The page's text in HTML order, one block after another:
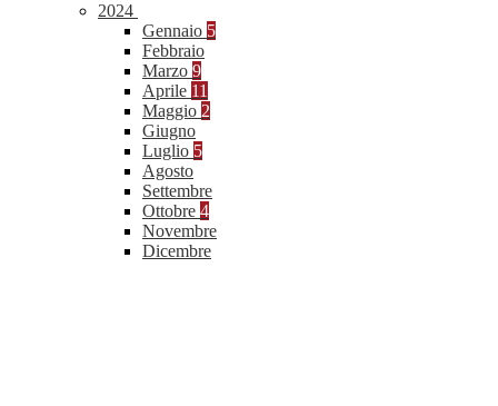
2024
Gennaio 5
Febbraio
Marzo 9
Aprile 11
Maggio 2
Giugno
Luglio 5
Agosto
Settembre
Ottobre 4
Novembre
Dicembre